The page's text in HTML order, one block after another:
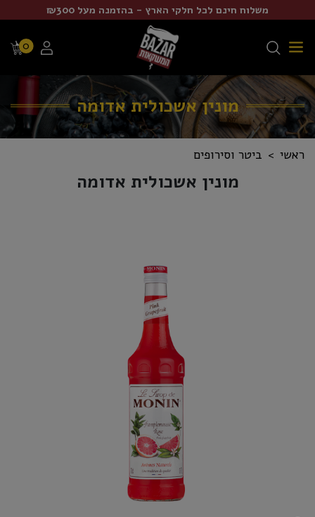
משלוח חינם לכל חלקי הארץ - בהזמנה מעל ₪300
0
מונין אשכולית אדומה
ראשי ביטר וסירופים
מונין אשכולית אדומה